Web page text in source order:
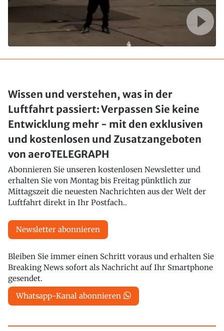
Wissen und verstehen, was in der
Luftfahrt passiert: Verpassen Sie keine
Entwicklung mehr - mit den exklusiven
und kostenlosen und Zusatzangeboten
von aeroTELEGRAPH
Abonnieren Sie unseren kostenlosen Newsletter und
erhalten Sie von Montag bis Freitag pünktlich zur
Mittagszeit die neuesten Nachrichten aus der Welt der
Luftfahrt direkt in Ihr Postfach..
Newsletter abonnieren
Bleiben Sie immer einen Schritt voraus und erhalten Sie
Breaking News sofort als Nachricht auf Ihr Smartphone
gesendet.
Whatsapp-Kanal abonnieren